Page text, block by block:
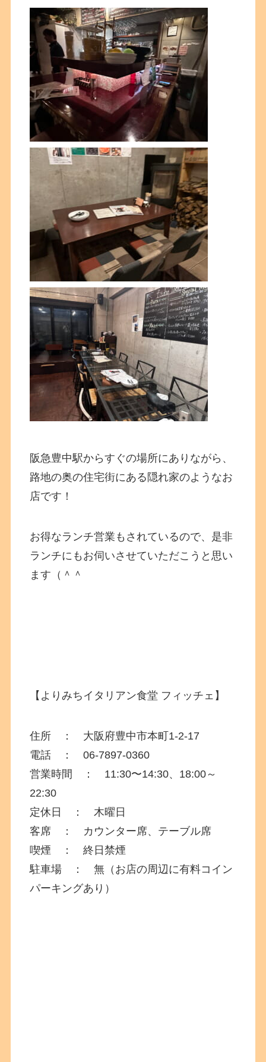
阪急豊中駅からすぐの場所にありながら、
路地の奥の住宅街にある隠れ家のようなお
店です！
お得なランチ営業もされているので、是非
ランチにもお伺いさせていただこうと思い
ます（＾＾
【よりみちイタリアン食堂 フィッチェ】
住所 ： 大阪府豊中市本町1-2-17
電話 ： 06-7897-0360
営業時間 ： 11:30〜14:30、18:00～
22:30
定休日 ： 木曜日
客席 ： カウンター席、テーブル席
喫煙 ： 終日禁煙
駐車場 ： 無（お店の周辺に有料コイン
パーキングあり）